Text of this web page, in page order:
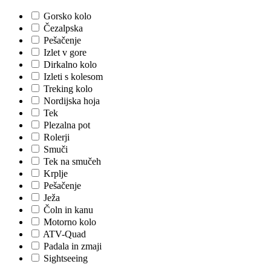
Gorsko kolo
Čezalpska
Pešačenje
Izlet v gore
Dirkalno kolo
Izleti s kolesom
Treking kolo
Nordijska hoja
Tek
Plezalna pot
Rolerji
Smuči
Tek na smučeh
Krplje
Pešačenje
Ježa
Čoln in kanu
Motorno kolo
ATV-Quad
Padala in zmaji
Sightseeing